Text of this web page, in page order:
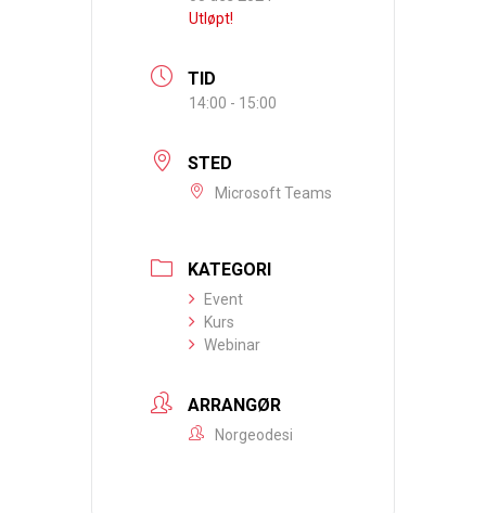
Utløpt!
TID
14:00 - 15:00
STED
Microsoft Teams
KATEGORI
Event
Kurs
Webinar
ARRANGØR
Norgeodesi